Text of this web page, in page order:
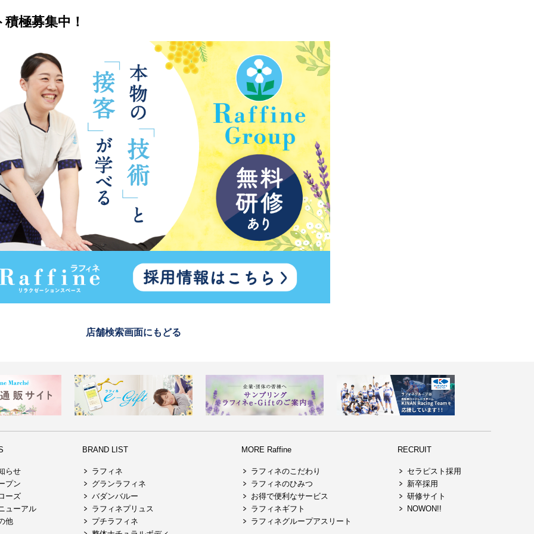
極募集中！
店舗検索画面にもどる
らせ
プン
ーズ
ューアル
他
BRAND LIST
ラフィネ
グランラフィネ
バダンバルー
ラフィネプリュス
プチラフィネ
MORE Raffine
ラフィネのこだわり
ラフィネのひみつ
お得で便利なサービス
ラフィネギフト
ラフィネグループアスリート
RECRUIT
セラピスト採用
新卒採用
研修サイト
NOWON!!